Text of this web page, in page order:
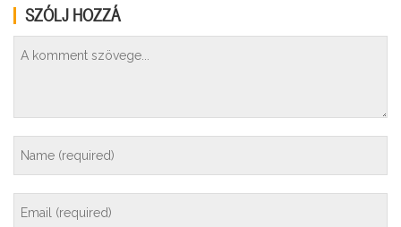
SZÓLJ HOZZÁ